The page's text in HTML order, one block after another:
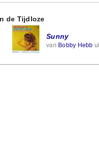
de Tijdloze
Sunny
van Bobby Hebb